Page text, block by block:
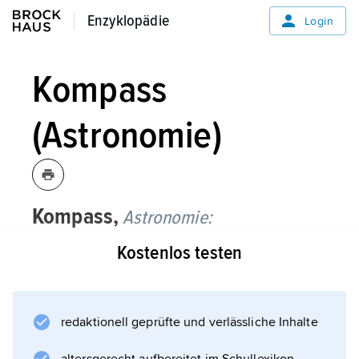
Enzyklopädie
Enzyklopädie Login
Kompass
(Astronomie)
Kompass, Astronomie:
Schiffskompass, lateinisch
Pyx,
Sternbild
Kostenlos testen
redaktionell geprüfte und verlässliche Inhalte